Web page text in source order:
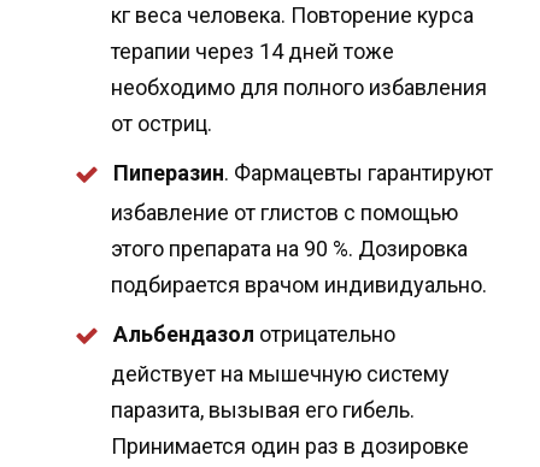
кг веса человека. Повторение курса
терапии через 14 дней тоже
необходимо для полного избавления
от остриц.
Пиперазин. Фармацевты гарантируют
избавление от глистов с помощью
этого препарата на 90 %. Дозировка
подбирается врачом индивидуально.
Альбендазол отрицательно
действует на мышечную систему
паразита, вызывая его гибель.
Принимается один раз в дозировке